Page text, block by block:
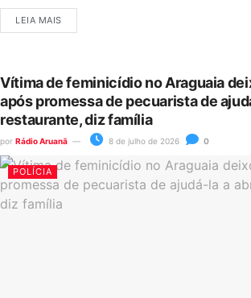
LEIA MAIS
Vítima de feminicídio no Araguaia
após promessa de pecuarista de
restaurante, diz família
por Rádio Aruanã 8 de julho de 2026 0
POLÍCIA